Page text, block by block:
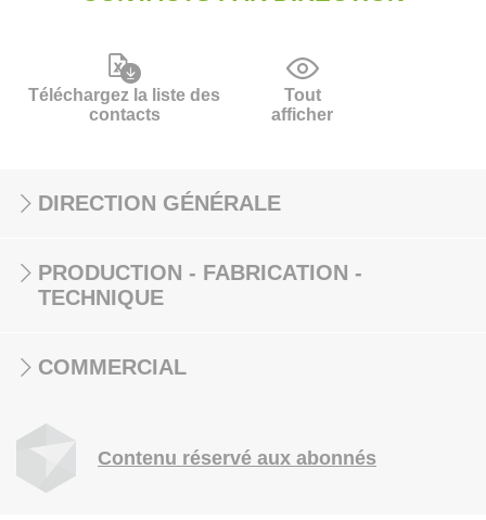
Téléchargez la liste des
contacts
Tout
afficher
DIRECTION GÉNÉRALE
PRODUCTION - FABRICATION -
TECHNIQUE
COMMERCIAL
Contenu réservé aux abonnés